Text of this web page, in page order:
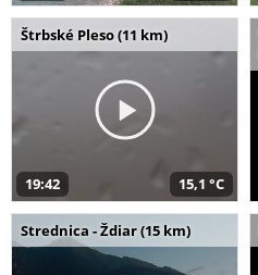
Štrbské Pleso (11 km)
19:42 15,1 °C
Strednica - Ždiar (15 km)